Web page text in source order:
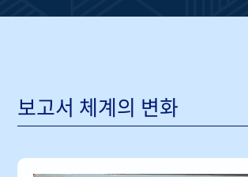
보고서 체계의 변화